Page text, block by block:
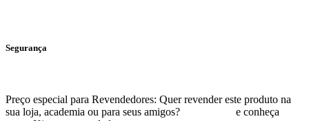
Segurança
Preço especial para Revendedores: Quer revender este produto na
sua loja, academia ou para seus amigos?
e conheça